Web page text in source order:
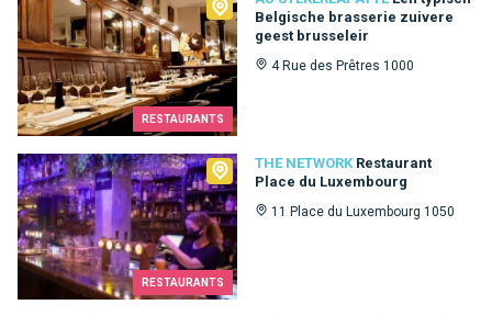
RESTAURANTS
Belgische brasserie zuivere
geest brusseleir
4 Rue des Prêtres 1000
RESTAURANTS
THE NETWORK Restaurant
Place du Luxembourg
11 Place du Luxembourg 1050
The Network